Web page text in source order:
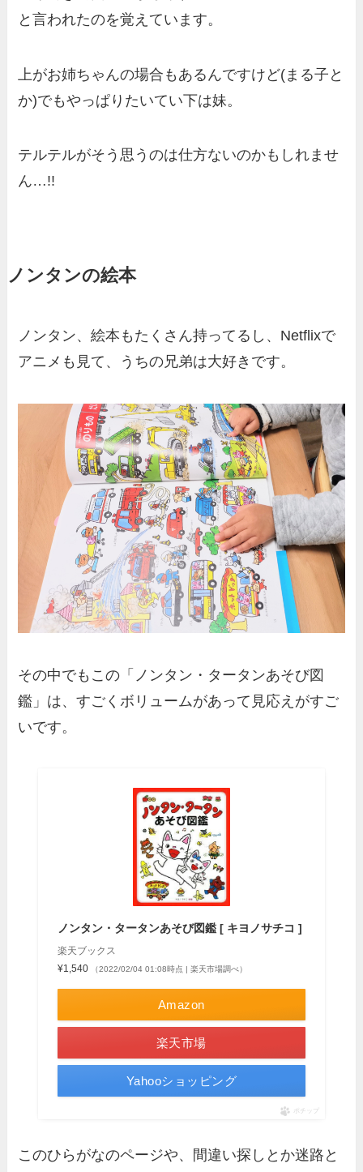
と言われたのを覚えています。
上がお姉ちゃんの場合もあるんですけど(まる子と
か)でもやっぱりたいてい下は妹。
テルテルがそう思うのは仕方ないのかもしれませ
ん…!!
ノンタンの絵本
ノンタン、絵本もたくさん持ってるし、Netflixで
アニメも見て、うちの兄弟は大好きです。
その中でもこの「ノンタン・タータンあそび図
鑑」は、すごくボリュームがあって見応えがすご
いです。
ノンタン・タータンあそび図鑑 [ キヨノサチコ ]
楽天ブックス
¥1,540
（2022/02/04 01:08時点 | 楽天市場調べ）
Amazon
楽天市場
Yahooショッピング
ポチップ
このひらがなのページや、間違い探しとか迷路と